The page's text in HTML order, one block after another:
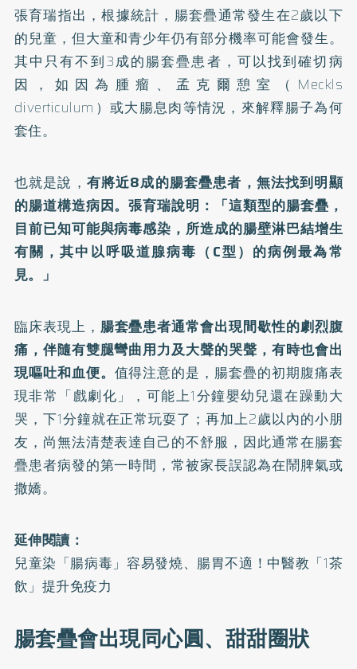
張育瑞指出，根據統計，腸套疊通常發生在2歲以下
的兒童，但大童和青少年仍有部分機率可能會發生。
其中只有不到3成的腸套疊患者，可以找到確切病
因，如因為腫瘤、孟克爾憩室（Meckls
diverticulum）或大腸息肉等情況，來解釋腸子為何
套住。
也就是說， 有將近8成的腸套疊患者，無法找到明顯
的腸道構造病因。張育瑞說明：「這類型的腸套疊，
目前已知可能與病毒感染，所造成的腸壁淋巴結增生
有關，其中以呼吸道腺病毒（C型）的病例最為常
見。」
臨床表現上， 腸套疊患者通常會出現間歇性的劇烈腹
痛，伴隨有雙腿彎曲用力及大聲的哭聲，有時也會出
現嘔吐和血便。 值得注意的是，腸套疊的初期腹痛表
現非常「戲劇化」，可能上1分鐘嬰幼兒還在躁動大
哭，下1分鐘就在正常玩耍了；再加上2歲以內的小朋
友，尚無法清楚表達自己的不舒服，因此通常在腸套
疊患者病發的第一時間，常被家長誤認為在鬧脾氣或
撒嬌。
延伸閱讀：
兒童染「腸病毒」容易發燒、腸胃不適！中醫教「1茶
飲」提升免疫力
腸套疊會出現同心圓、甜甜圈狀